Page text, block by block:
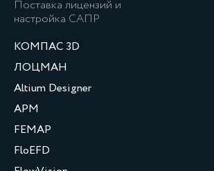
Поставка лицензий и
настройка САПР
КОМПАС 3D
ЛОЦМАН
Altium Designer
APM
FEMAP
FloEFD